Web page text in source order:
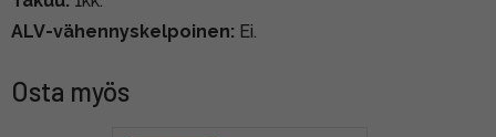
ALV-vähennyskelpoinen: Ei.
Osta myös